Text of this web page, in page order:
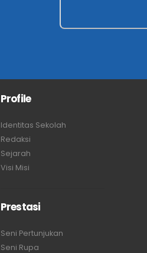
Profile
Identitas Sekolah
Redaksi
Sejarah
Visi Misi
Prestasi
Seni Pertunjukan
Seni Rupa